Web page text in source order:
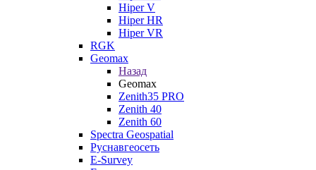
Hiper V
Hiper HR
Hiper VR
RGK
Geomax
Назад
Geomax
Zenith35 PRO
Zenith 40
Zenith 60
Spectra Geospatial
Руснавгеосеть
E-Survey